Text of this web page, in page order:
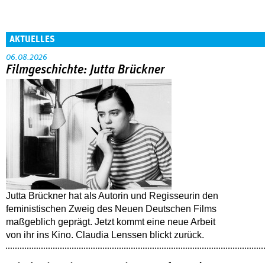
AKTUELLES
06.08.2026
Filmgeschichte: Jutta Brückner
Jutta Brückner hat als Autorin und Regisseurin den
feministischen Zweig des Neuen Deutschen Films
maßgeblich geprägt. Jetzt kommt eine neue Arbeit
von ihr ins Kino. Claudia Lenssen blickt zurück.